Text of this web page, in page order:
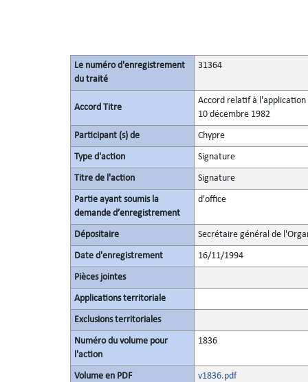
Le numéro d'enregistrement
du traité
31364
Accord Titre
Accord relatif à l'application
10 décembre 1982
Participant (s) de Chypre
Type d'action Signature
Titre de l'action Signature
Partie ayant soumis la
demande d’enregistrement
d'office
Dépositaire Secrétaire général de
Date d'enregistrement 16/11/1994
Pièces jointes
Applications territoriale
Exclusions territoriales
Numéro du volume pour
l'action
1836
Volume en PDF v1836.pdf